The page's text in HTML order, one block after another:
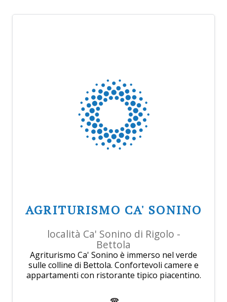
AGRITURISMO CA' SONINO
località Ca' Sonino di Rigolo -
Bettola
Agriturismo Ca' Sonino è immerso nel verde
sulle colline di Bettola. Confortevoli camere e
appartamenti con ristorante tipico piacentino.